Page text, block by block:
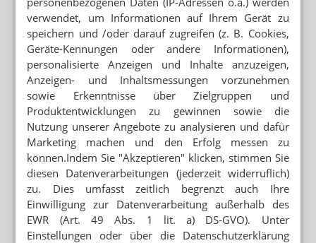
verwendet, um Informationen auf Ihrem Gerät zu
speichern und /oder darauf zugreifen (z. B. Cookies,
Geräte-Kennungen oder andere Informationen),
personalisierte Anzeigen und Inhalte anzuzeigen,
Anzeigen- und Inhaltsmessungen vorzunehmen
sowie Erkenntnisse über Zielgruppen und
Produktentwicklungen zu gewinnen sowie die
Nutzung unserer Angebote zu analysieren und dafür
Marketing machen und den Erfolg messen zu
können.Indem Sie "Akzeptieren" klicken, stimmen Sie
diesen Datenverarbeitungen (jederzeit widerruflich)
zu. Dies umfasst zeitlich begrenzt auch Ihre
Einwilligung zur Datenverarbeitung außerhalb des
EWR (Art. 49 Abs. 1 lit. a) DS-GVO). Unter
Einstellungen oder über die Datenschutzerklärung
Jetzt abonnieren
Hinweis zum Newsletter & Datenschutz
Lesen Sie auch
DRUCK AUF SOFTWAREHÄUSER
TI-Nachzügler aufgeschreckt
ABDA: KEINE ÜBERGANGSLÖSUNG GEPLANT
Keine TI wegen Schließung: Nie wieder
Impfzertifikate
OHG BESTELLTE ZWEI KARTEN
Apotheker bleibt auf SMC-B-Kosten sitzen